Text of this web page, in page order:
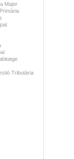
Major
Tributària